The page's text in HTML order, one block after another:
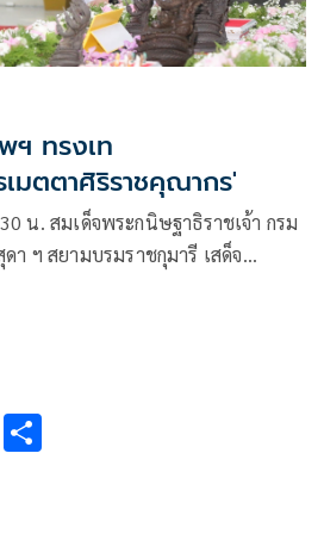
ฯ ทรงเท
มตตาศิริราชคุณากร'
น. สมเด็จพระกนิษฐาธิราชเจ้า กรม
า ฯ สยามบรมราชกุมารี เสด็จ
Li